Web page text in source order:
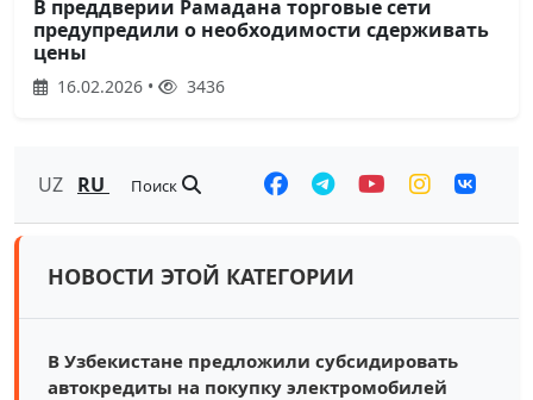
В преддверии Рамадана торговые сети
предупредили о необходимости сдерживать
цены
16.02.2026 • 3436
UZ RU Поиск
НОВОСТИ ЭТОЙ КАТЕГОРИИ
В Узбекистане предложили субсидировать
автокредиты на покупку электромобилей